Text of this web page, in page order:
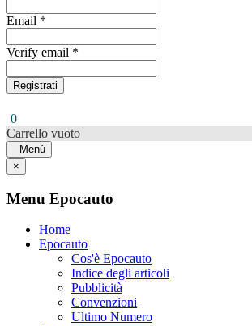
Email *
Verify email *
Registrati
0
Carrello vuoto
Menù
×
Menu Epocauto
Home
Epocauto
Cos'è Epocauto
Indice degli articoli
Pubblicità
Convenzioni
Ultimo Numero